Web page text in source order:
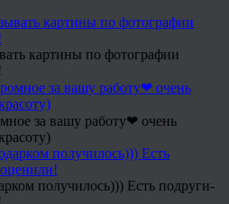
картины по фотографии
за вашу работу❤ очень
получилось))) Есть подруги-